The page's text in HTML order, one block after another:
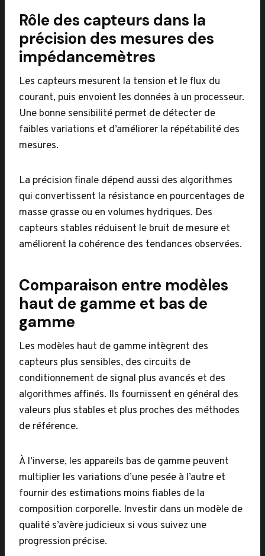
Rôle des capteurs dans la
précision des mesures des
impédancemètres
Les capteurs mesurent la tension et le flux du
courant, puis envoient les données à un processeur.
Une bonne sensibilité permet de détecter de
faibles variations et d’améliorer la répétabilité des
mesures.
La précision finale dépend aussi des algorithmes
qui convertissent la résistance en pourcentages de
masse grasse ou en volumes hydriques. Des
capteurs stables réduisent le bruit de mesure et
améliorent la cohérence des tendances observées.
Comparaison entre modèles
haut de gamme et bas de
gamme
Les modèles haut de gamme intègrent des
capteurs plus sensibles, des circuits de
conditionnement de signal plus avancés et des
algorithmes affinés. Ils fournissent en général des
valeurs plus stables et plus proches des méthodes
de référence.
À l’inverse, les appareils bas de gamme peuvent
multiplier les variations d’une pesée à l’autre et
fournir des estimations moins fiables de la
composition corporelle. Investir dans un modèle de
qualité s’avère judicieux si vous suivez une
progression précise.